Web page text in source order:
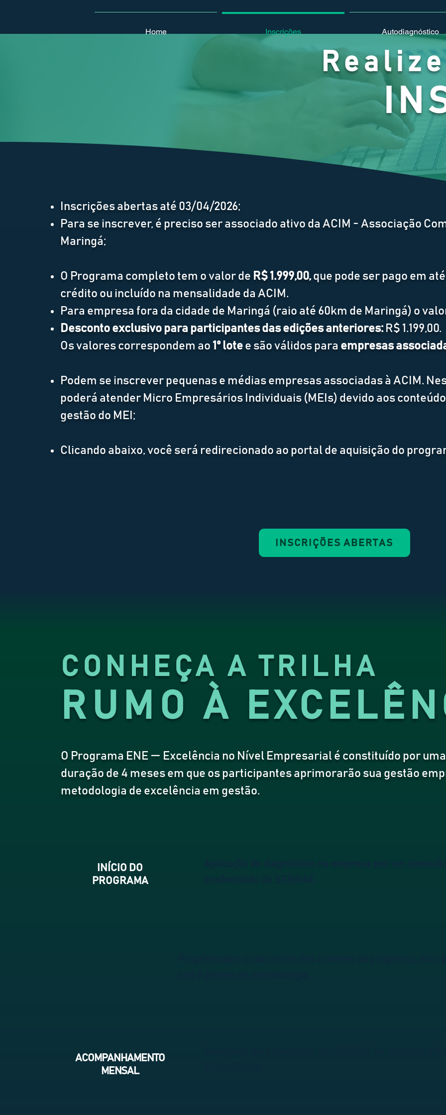
Home Inscrições Autodiagnóstico
Inscrições abertas até 03/04/2026;
Para se inscrever, é preciso ser associado ativo da ACIM - Associação
Maringá;
O Programa completo tem o valor de R$ 1.999,00, que pode ser pago em
crédito ou incluído na mensalidade da ACIM.
Para empresa fora da cidade de Maringá (raio até 60km de Maringá) o
Desconto exclusivo para participantes das edições anteriores: R$ 1.199,00.
Os valores correspondem ao 1º lote e são válidos para empresas
Podem se inscrever pequenas e médias empresas associadas à ACIM.
poderá atender Micro Empresários Individuais (MEIs) devido aos
gestão do MEI;
Clicando abaixo, você será redirecionado ao portal de aquisição do
INSCRIÇÕES ABERTAS
CONHEÇA A TRILHA
RUMO À
O Programa ENE — Excelência no Nível Empresarial é constituído por
duração de 4 meses em que os participantes aprimorarão sua gestão
metodologia de excelência em gestão.
ACOMPANHAMENTO
MENSAL
INÍCIO DO
PROGRAMA